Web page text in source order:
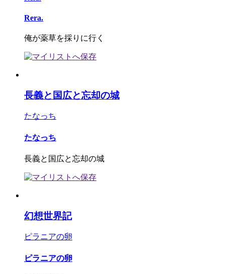
Rera.
俺が薬草を採りに行く
長義と国広と忘却の城
たなっち
たなっち
長義と国広と忘却の城
幻想世界記
ピラニアの卵
ピラニアの卵